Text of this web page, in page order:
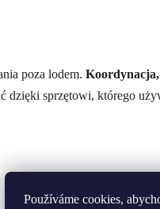
Používáme cookies,
poza lodem. Koordynacja,
dzięki sprzętowi, którego